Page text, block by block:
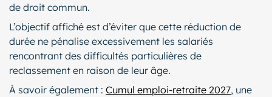
de droit commun.
L’objectif affiché est d’éviter que cette réduction de
durée ne pénalise excessivement les salariés
rencontrant des difficultés particulières de
reclassement en raison de leur âge.
À savoir également : Cumul emploi-retraite 2027, une